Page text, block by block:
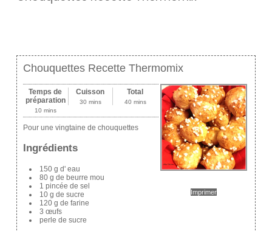
Chouquettes Recette Thermomix
Imprimer
Temps de
préparation
10 mins
Cuisson
30 mins
Total
40 mins
Pour une vingtaine de chouquettes
Ingrédients
150 g d' eau
80 g de beurre mou
1 pincée de sel
10 g de sucre
120 g de farine
3 œufs
perle de sucre